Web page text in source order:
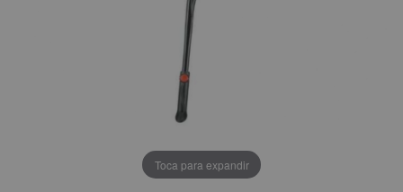
Toca para expandir